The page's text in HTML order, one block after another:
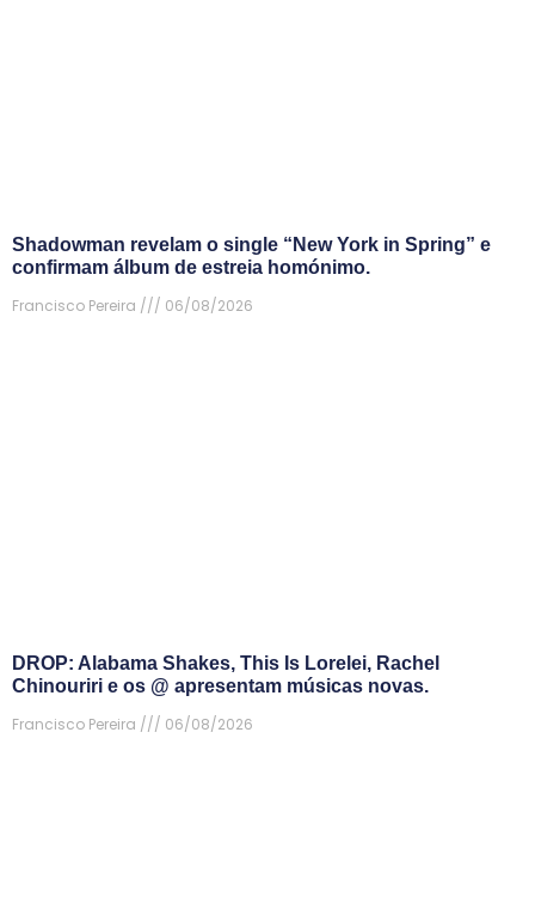
Shadowman revelam o single “New York in Spring” e
confirmam álbum de estreia homónimo.
Francisco Pereira
06/08/2026
DROP: Alabama Shakes, This Is Lorelei, Rachel
Chinouriri e os @ apresentam músicas novas.
Francisco Pereira
06/08/2026